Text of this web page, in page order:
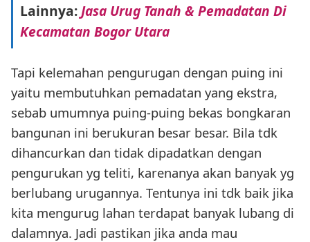
Lainnya:Jasa Urug Tanah & Pemadatan Di
Kecamatan Bogor Utara
Tapi kelemahan pengurugan dengan puing ini
yaitu membutuhkan pemadatan yang ekstra,
sebab umumnya puing-puing bekas bongkaran
bangunan ini berukuran besar besar. Bila tdk
dihancurkan dan tidak dipadatkan dengan
pengurukan yg teliti, karenanya akan banyak yg
berlubang urugannya. Tentunya ini tdk baik jika
kita mengurug lahan terdapat banyak lubang di
dalamnya. Jadi pastikan jika anda mau